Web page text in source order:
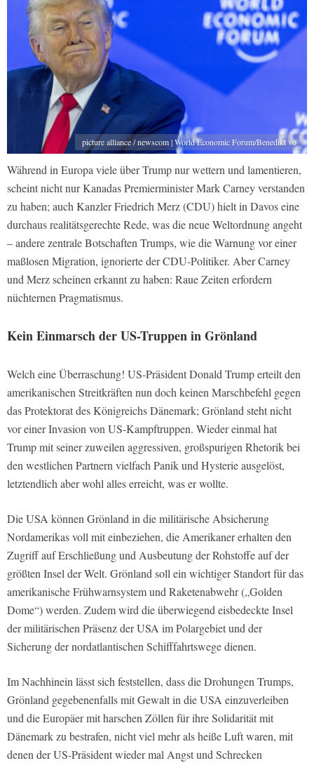
picture alliance / newscom | World Economic Forum/Benedikt vo
Während in Europa viele über Trump nur wettern und lamentieren,
scheint nicht nur Kanadas Premierminister Mark Carney verstanden
zu haben; auch Kanzler Friedrich Merz (CDU) hielt in Davos eine
durchaus realitätsgerechte Rede, was die neue Weltordnung angeht
– andere zentrale Botschaften Trumps, wie die Warnung vor einer
maßlosen Migration, ignorierte der CDU-Politiker. Aber Carney
und Merz scheinen erkannt zu haben: Raue Zeiten erfordern
nüchternen Pragmatismus.
Kein Einmarsch der US-Truppen in Grönland
Welch eine Überraschung! US-Präsident Donald Trump erteilt den
amerikanischen Streitkräften nun doch keinen Marschbefehl gegen
das Protektorat des Königreichs Dänemark; Grönland steht nicht
vor einer Invasion von US-Kampftruppen. Wieder einmal hat
Trump mit seiner zuweilen aggressiven, großspurigen Rhetorik bei
den westlichen Partnern vielfach Panik und Hysterie ausgelöst,
letztendlich aber wohl alles erreicht, was er wollte.
Die USA können Grönland in die militärische Absicherung
Nordamerikas voll mit einbeziehen, die Amerikaner erhalten den
Zugriff auf Erschließung und Ausbeutung der Rohstoffe auf der
größten Insel der Welt. Grönland soll ein wichtiger Standort für das
amerikanische Frühwarnsystem und Raketenabwehr („Golden
Dome“) werden. Zudem wird die überwiegend eisbedeckte Insel
der militärischen Präsenz der USA im Polargebiet und der
Sicherung der nordatlantischen Schifffahrtswege dienen.
Im Nachhinein lässt sich feststellen, dass die Drohungen Trumps,
Grönland gegebenenfalls mit Gewalt in die USA einzuverleiben
und die Europäer mit harschen Zöllen für ihre Solidarität mit
Dänemark zu bestrafen, nicht viel mehr als heiße Luft waren, mit
denen der US-Präsident wieder mal Angst und Schrecken